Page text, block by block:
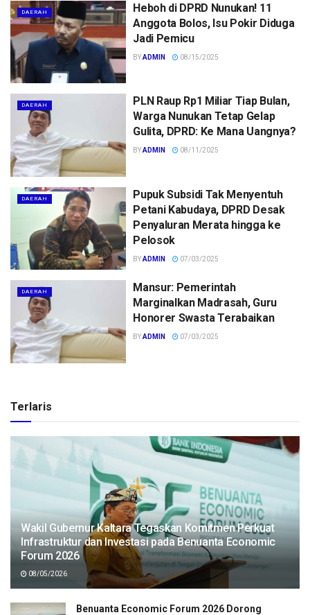
DAERAH
Heboh di DPRD Nunukan! 11
Anggota Bolos, Isu Pokir Diduga
Jadi Pemicu
BYADMIN 08/15/2025
DAERAH
PLN Raup Rp1 Miliar Tiap Bulan,
Warga Nunukan Tetap Gelap
Gulita, DPRD: Ke Mana Uangnya?
BYADMIN 08/11/2025
DAERAH
Pupuk Subsidi Tak Menyentuh
Petani Kabudaya, DPRD Desak
Penyaluran Merata hingga ke
Pelosok
BYADMIN 07/03/2025
DAERAH
Mansur: Pemerintah
Marginalkan Madrasah, Guru
Honorer Swasta Terabaikan
BYADMIN 07/03/2025
Terlaris
Wakil Gubernur Kaltara Tegaskan Komitmen Perkuat
Infrastruktur dan Investasi pada Benuanta Economic
Forum 2026
08/05/2026
Benuanta Economic Forum 2026 Dorong